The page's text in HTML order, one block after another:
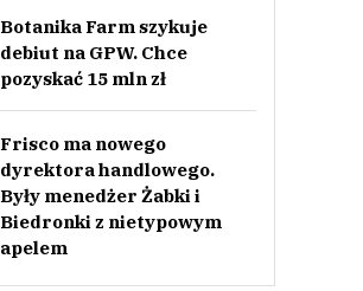
Botanika Farm szykuje
debiut na GPW. Chce
pozyskać 15 mln zł
Frisco ma nowego
dyrektora handlowego.
Były menedżer Żabki i
Biedronki z nietypowym
apelem